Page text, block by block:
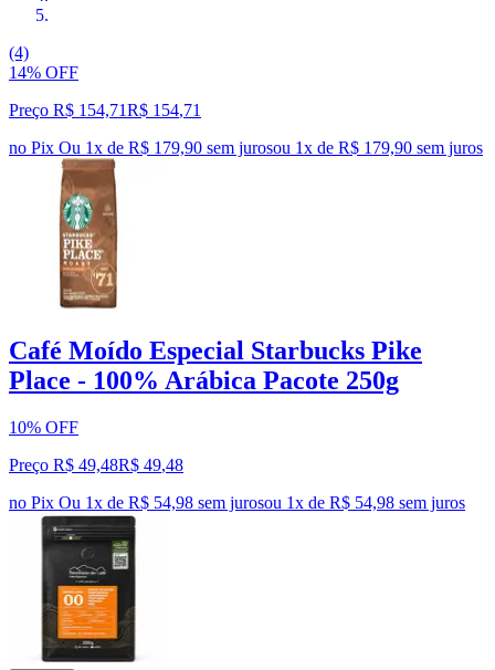
(4)
14% OFF
Preço R$ 154,71R$ 154,71
no Pix Ou 1x de R$ 179,90 sem jurosou 1x de R$ 179,90 sem juros
Café Moído Especial Starbucks Pike
Place - 100% Arábica Pacote 250g
10% OFF
Preço R$ 49,48R$ 49,48
no Pix Ou 1x de R$ 54,98 sem jurosou 1x de R$ 54,98 sem juros